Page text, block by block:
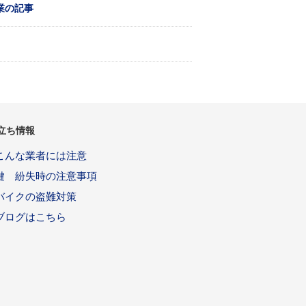
の記事
ち情報
んな業者には注意
紛失時の注意事項
イクの盗難対策
ログはこちら